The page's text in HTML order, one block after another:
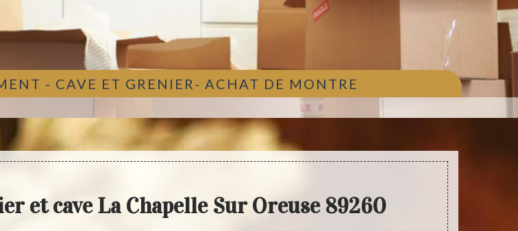
- CAVE ET GRENIER- ACHAT DE MONTRE
et cave La Chapelle Sur Oreuse 89260